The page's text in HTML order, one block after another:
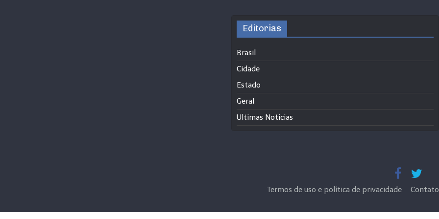
Editorias
Brasil
Cidade
Estado
Geral
Ultimas Noticias
Termos de uso e política de privacidade Contato